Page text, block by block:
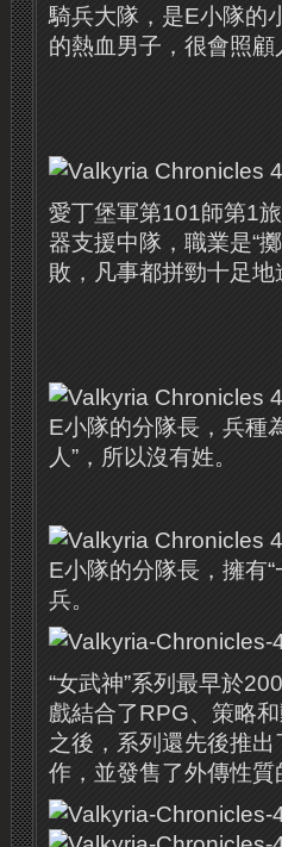
騎兵大隊，是E小隊的
的熱血男子，很會照顧
愛丁堡軍第101師第1
器支援中隊，職業是“
敗，凡事都拼勁十足地
E小隊的分隊長，兵種
人”，所以沒有姓。
E小隊的分隊長，擁有
兵。
“女武神”系列最早於
戲結合了RPG、策略
之後，系列還先後推
作，並發售了外傳性